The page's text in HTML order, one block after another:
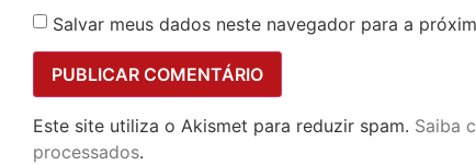
Salvar meus dados neste navegador para a
Este site utiliza o Akismet para reduzir spam. Saiba
processados.